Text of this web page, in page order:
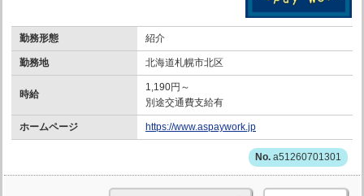
勤務形態 紹介
勤務地 北海道札幌市北区
時給
1,190円～
別途交通費支給有
ホームページ https://www.aspaywork.jp
a51260701301